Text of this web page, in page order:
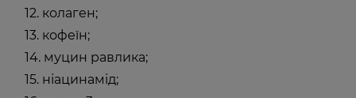
колаген;
кофеїн;
муцин равлика;
ніацинамід;